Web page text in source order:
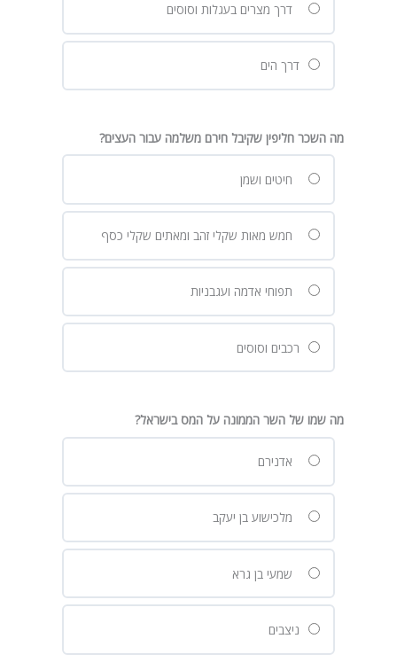
דרך מצרים בעגלות וסוסים
דרך הים
מה השכר חליפין שקיבל חירם משלמה עבור העצים?
חיטים ושמן
חמש מאות שקלי זהב ומאתים שקלי כסף
תפוחי אדמה ועגבניות
רכבים וסוסים
מה שמו של השר הממונה על המס בישראל?
אדנירם
מלכישוע בן יעקב
שמעי בן גרא
ניצבים